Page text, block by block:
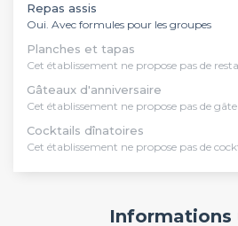
Repas assis
Oui. Avec formules pour les groupes
Planches et tapas
Cet établissement ne propose pas de
Gâteaux d'anniversaire
Cet établissement ne propose pas de
Cocktails dînatoires
Cet établissement ne propose pas de
Informations